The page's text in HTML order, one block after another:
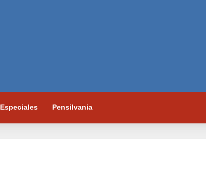
Especiales Pensilvania